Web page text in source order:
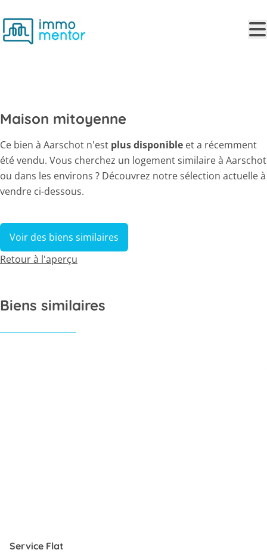
VENDU
Maison mitoyenne
Ce bien à Aarschot n'est plus disponible et a récemment
été vendu. Vous cherchez un logement similaire à Aarschot
ou dans les environs ? Découvrez notre sélection actuelle à
vendre ci-dessous.
Voir des biens similaires
Retour à l'aperçu
Biens similaires
Service Flat